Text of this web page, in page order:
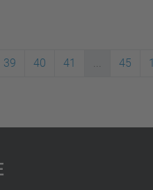
39 40 41 ... 45